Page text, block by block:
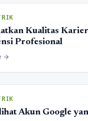
Kualitas
Profesional
arrow_forward
Akun Google